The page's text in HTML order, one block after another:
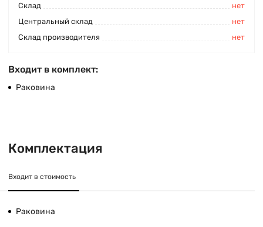
Cклад
нет
Центральный склад
нет
Склад производителя
нет
Входит в комплект:
Раковина
Комплектация
Входит в стоимость
Раковина